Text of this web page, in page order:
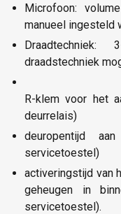
Microfoon:
manueel ingesteld
Draadtechniek:
draadstechniek
R-klem voor het
deurrelais)
deuropentijd
servicetoestel)
activeringstijd van
geheugen in
servicetoestel).